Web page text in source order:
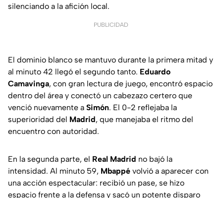
silenciando a la afición local.
PUBLICIDAD
El dominio blanco se mantuvo durante la primera mitad y
al minuto 42 llegó el segundo tanto. Eduardo
Camavinga, con gran lectura de juego, encontró espacio
dentro del área y conectó un cabezazo certero que
venció nuevamente a Simón. El 0-2 reflejaba la
superioridad del Madrid, que manejaba el ritmo del
encuentro con autoridad.
En la segunda parte, el Real Madrid no bajó la
intensidad. Al minuto 59, Mbappé volvió a aparecer con
una acción espectacular: recibió un pase, se hizo
espacio frente a la defensa y sacó un potente disparo